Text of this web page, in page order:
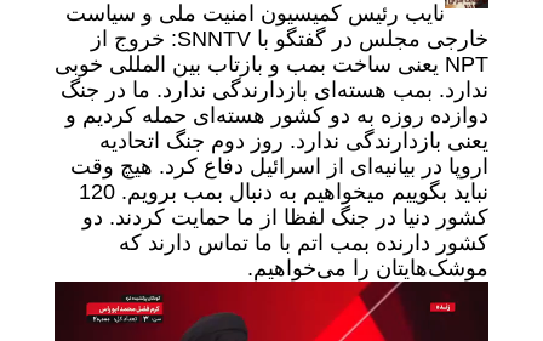
نایب رئیس کمیسیون امنیت ملی و سیاست
خارجی مجلس در گفتگو با SNNTV: خروج از
NPT یعنی ساخت بمب و بازتاب بین المللی خوبی
ندارد. بمب هسته‌ای بازدارندگی ندارد. ما در جنگ
دوازده روزه به دو کشور هسته‌ای حمله کردیم و
یعنی بازدارندگی ندارد. روز دوم جنگ اتحادیه
اروپا در بیانیه‌ای از اسرائیل دفاع کرد. هیچ وقت
نباید بگوییم میخواهیم به دنبال بمب برویم. 120
کشور دنیا در جنگ لفظا از ما حمایت کردند. دو
کشور دارنده بمب اتم با ما تماس دارند که
موشک‌هایتان را می‌خواهیم.
ویدیو